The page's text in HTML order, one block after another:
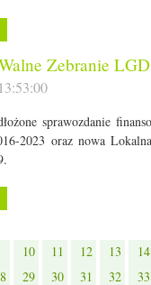
Zebranie LGD
sprawozdanie
2023 oraz nowa
10 11 12 13 14
29 30 31 32 33